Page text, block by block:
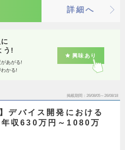
詳細へ
う!
あがる!
かる!
興味あり
掲載期間 26/08/05～26/08/18
デバイス開発における
年収630万円～1080万